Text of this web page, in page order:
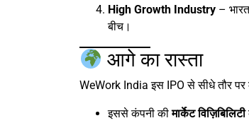
High Growth Industry –
बीच।
आगे का रास्ता
WeWork India इस IPO से सीधे तौर पर
इससे कंपनी कीमार्केट विज़िबिलिटी